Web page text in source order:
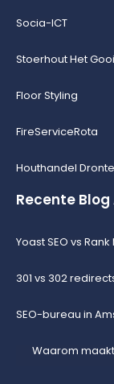
Socia-ICT
Stoerhout Het Gooi
Floor Styling
FireServiceRota
Houthandel
Recente
Yoast SEO vs
301 vs 302
SEO-bureau in
Waarom